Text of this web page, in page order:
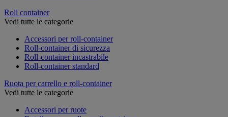
Roll container
Vedi tutte le categorie
Accessori per roll-container
Roll-container di sicurezza
Roll-container incastrabile
Roll-container standard
Ruota per carrello e roll-container
Vedi tutte le categorie
Accessori per ruote